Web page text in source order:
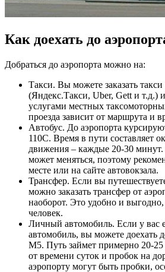
Как доехать до
Добраться до аэропорта можно на:
Такси. Вы можете заказать
(Яндекс.Такси, Uber, Gett и т.д.)
услугами местных
проезда зависит от маршрута и
Автобус. До аэропорта
110С. Время в пути составляет
движения – каждые 20-30 минут.
может меняться, поэтому
месте или на сайте автовокзала.
Трансфер. Если вы
можно заказать трансфер от
наоборот. Это удобно и выгодно,
человек.
Личный автомобиль. Если у вас
автомобиль, вы можете доехать
М5. Путь займет примерно 20-25
от времени суток и пробок на
аэропорту могут быть пробки,